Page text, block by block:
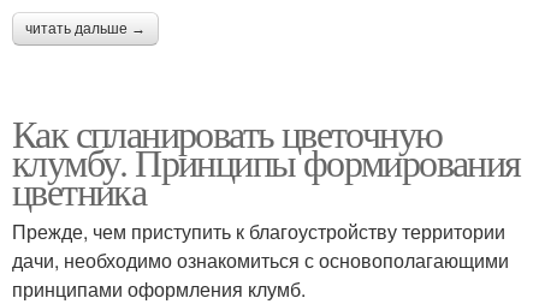
читать дальше →
Как спланировать цветочную
клумбу. Принципы формирования
цветника
Прежде, чем приступить к благоустройству территории
дачи, необходимо ознакомиться с основополагающими
принципами оформления клумб.